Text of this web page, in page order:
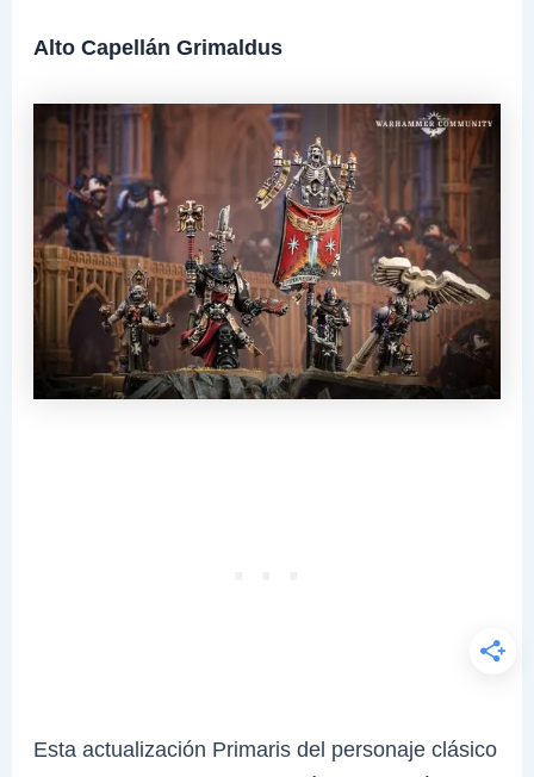
Alto Capellán Grimaldus
Esta actualización Primaris del personaje clásico